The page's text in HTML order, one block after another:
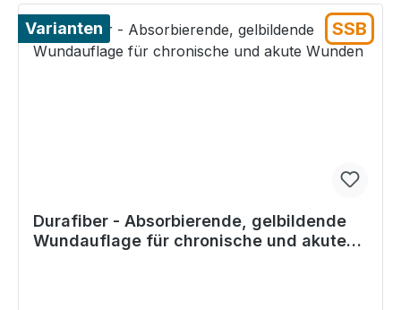
Varianten SSB
Durafiber - Absorbierende, gelbildende
Wundauflage für chronische und akute